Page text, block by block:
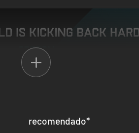
recomendado*